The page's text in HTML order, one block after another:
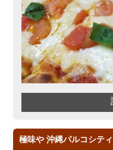
極味や 沖縄パルコシテ